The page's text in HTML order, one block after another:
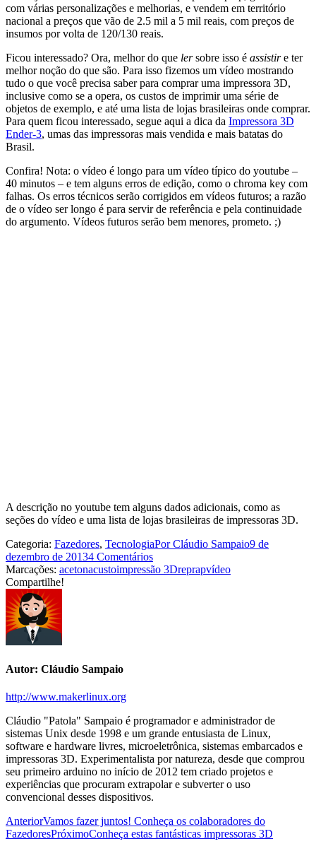
com várias personalizações e melhorias, e vendem em território
nacional a preços que vão de 2.5 mil a 5 mil reais, com preços de
insumos por volta de 120/130 reais.
Ficou interessado? Ora, melhor do que lersobre isso é assistire ter
melhor noção do que são. Para isso fizemos um vídeo mostrando
tudo o que você precisa saber para comprar uma impressora 3D,
inclusive como se a opera, os custos de imprimir uma série de
objetos de exemplo, e até uma lista de lojas brasileiras onde comprar.
Para quem ficou interessado, segue aqui a dica da Impressora 3D
Ender-3, umas das impressoras mais vendida e mais batatas do
Brasil.
Confira! Nota: o vídeo é longo para um vídeo típico do youtube –
40 minutos – e tem alguns erros de edição, como o chroma key com
falhas. Os erros técnicos serão corrigidos em vídeos futuros; a razão
de o vídeo ser longo é para servir de referência e pela continuidade
do argumento. Vídeos futuros serão bem menores, prometo. ;)
A descrição no youtube tem alguns dados adicionais, como as
seções do vídeo e uma lista de lojas brasileiras de impressoras 3D.
Categoria: Fazedores, TecnologiaPorCláudio Sampaio9 de
dezembro de 20134 Comentários
Marcações: acetonacustoimpressão 3Dreprapvídeo
Compartilhe!
Share
with
Facebook
Share
with
Twitter
Share
with
WhatsApp
Share
with
Google+
Share
with
LinkedIn
Autor: Cláudio Sampaio
http://www.makerlinux.org
Cláudio "Patola" Sampaio é programador e administrador de
sistemas Unix desde 1998 e um grande entusiasta de Linux,
software e hardware livres, microeletrônica, sistemas embarcados e
impressoras 3D. Experimentalista por natureza, desde que comprou
seu primeiro arduino no início de 2012 tem criado projetos e
experiências que procuram extrapolar e subverter o uso
convencional desses dispositivos.
Navegação
de
AnteriorPost
anterior:
Vamos fazer juntos! Conheça os colaboradores do
FazedoresPróximoPróximo
Conheça estas fantásticas impressoras 3D